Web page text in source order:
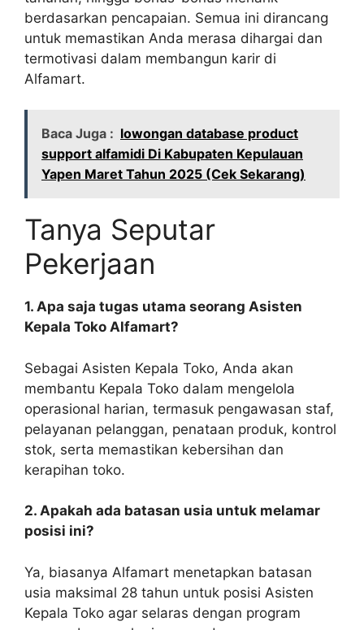
berdasarkan pencapaian. Semua ini dirancang
untuk memastikan Anda merasa dihargai dan
termotivasi dalam membangun karir di
Alfamart.
Baca Juga : lowongan database product
support alfamidi Di Kabupaten Kepulauan
Yapen Maret Tahun 2025 (Cek Sekarang)
Tanya Seputar
Pekerjaan
1. Apa saja tugas utama seorang Asisten
Kepala Toko Alfamart?
Sebagai Asisten Kepala Toko, Anda akan
membantu Kepala Toko dalam mengelola
operasional harian, termasuk pengawasan staf,
pelayanan pelanggan, penataan produk, kontrol
stok, serta memastikan kebersihan dan
kerapihan toko.
2. Apakah ada batasan usia untuk melamar
posisi ini?
Ya, biasanya Alfamart menetapkan batasan
usia maksimal 28 tahun untuk posisi Asisten
Kepala Toko agar selaras dengan program